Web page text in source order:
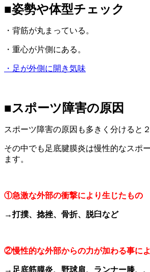
■姿勢や体型チェック
・背筋が丸まっている。
・重心が片側にある。
・足が外側に開き気味
■スポーツ障害の原因
スポーツ障害の原因も多きく分けると
その中でも足底腱膜炎は慢性的なスポ
ます。
①急激な外部の衝撃により生じたもの
→打撲、捻挫、骨折、脱臼など
②慢性的な外部からの力が加わる事に
→ 足底筋膜炎、野球肩、ランナー膝、